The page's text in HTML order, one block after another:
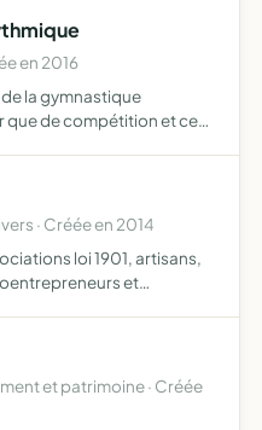
en 2016
la gymnastique
que de compétition et ce
· Créée en 2014
loi 1901, artisans,
et
et patrimoine · Créée